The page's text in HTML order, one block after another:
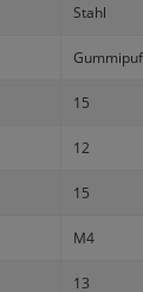
Stahl
15
12
15
M4
13